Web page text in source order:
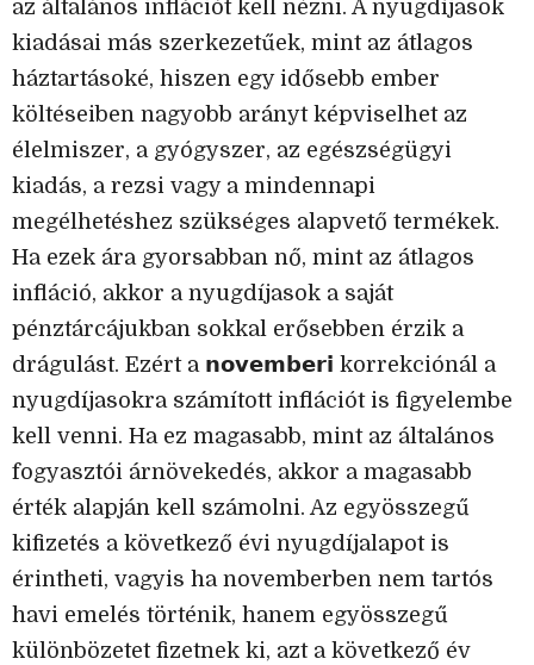
az általános inflációt kell nézni. A nyugdíjasok
kiadásai más szerkezetűek, mint az átlagos
háztartásoké, hiszen egy idősebb ember
költéseiben nagyobb arányt képviselhet az
élelmiszer, a gyógyszer, az egészségügyi
kiadás, a rezsi vagy a mindennapi
megélhetéshez szükséges alapvető termékek.
Ha ezek ára gyorsabban nő, mint az átlagos
infláció, akkor a nyugdíjasok a saját
pénztárcájukban sokkal erősebben érzik a
drágulást. Ezért a 𝗻𝗼𝘃𝗲𝗺𝗯𝗲𝗿𝗶 korrekciónál a
nyugdíjasokra számított inflációt is figyelembe
kell venni. Ha ez magasabb, mint az általános
fogyasztói árnövekedés, akkor a magasabb
érték alapján kell számolni. Az egyösszegű
kifizetés a következő évi nyugdíjalapot is
érintheti, vagyis ha novemberben nem tartós
havi emelés történik, hanem egyösszegű
különbözetet fizetnek ki, azt a következő év